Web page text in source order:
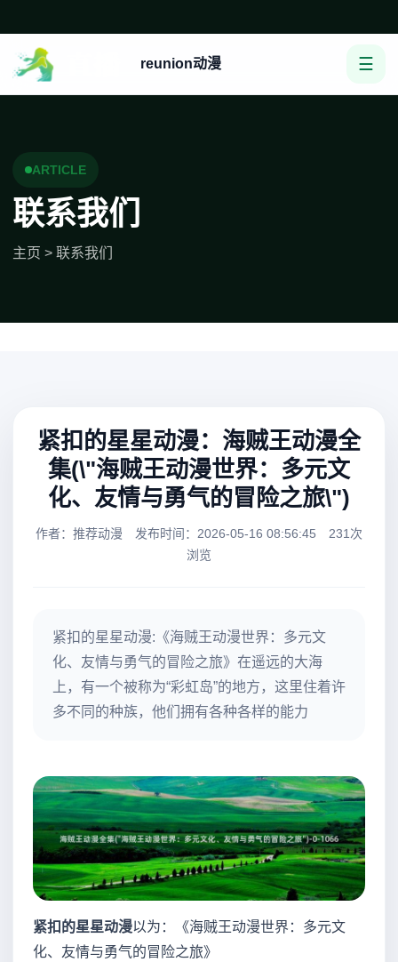
reunion动漫 ☰
ARTICLE
联系我们
主页 > 联系我们
紧扣的星星动漫：海贼王动漫全
集(\"海贼王动漫世界：多元文
化、友情与勇气的冒险之旅\")
作者：推荐动漫 发布时间：2026-05-16 08:56:45
231次
浏览
紧扣的星星动漫:《海贼王动漫世界：多元文
化、友情与勇气的冒险之旅》在遥远的大海
上，有一个被称为“彩虹岛”的地方，这里住着许
多不同的种族，他们拥有各种各样的能力
紧扣的星星动漫以为：《海贼王动漫世界：多元文
化、友情与勇气的冒险之旅》